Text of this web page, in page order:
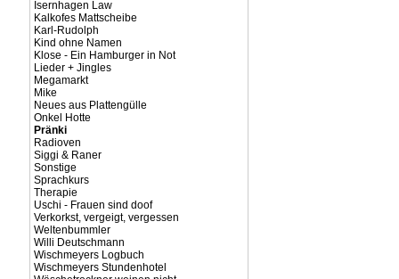
Isernhagen Law
Kalkofes Mattscheibe
Karl-Rudolph
Kind ohne Namen
Klose - Ein Hamburger in Not
Lieder + Jingles
Megamarkt
Mike
Neues aus Plattengülle
Onkel Hotte
Pränki
Radioven
Siggi & Raner
Sonstige
Sprachkurs
Therapie
Uschi - Frauen sind doof
Verkorkst, vergeigt, vergessen
Weltenbummler
Willi Deutschmann
Wischmeyers Logbuch
Wischmeyers Stundenhotel